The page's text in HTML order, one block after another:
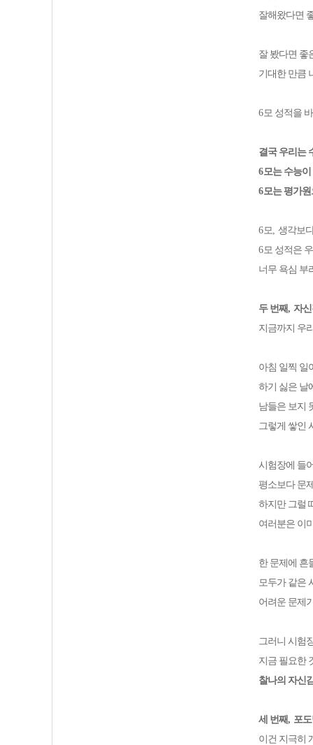
잘해왔다면
잘 봤다면 좋
기대한 만큼
6모 성적을
결국 우리는
6모는 수능
6모는 평가
6모 생각보
6모 성적은
너무 욕심 부
두 번째, 자
지금까지 우
아침 일찍 일
하기 싫은 날
남들은 보지
그렇게 쌓인
시험장에 들
평소보다 문
하지만 그럴
여러분은 이
한 문제에 흔
모두가 같은
어려운 문제
그러니 시험
지금 필요한
찰나의 자신
세 번째, 포
이건 지극히